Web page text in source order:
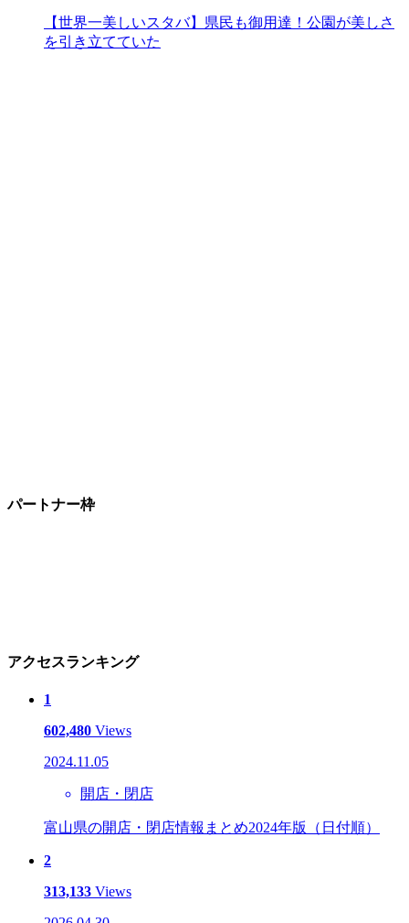
【世界一美しいスタバ】県民も御用達！公園が美しさ
を引き立てていた
パートナー枠
アクセスランキング
1
602,480 Views
2024.11.05
開店・閉店
富山県の開店・閉店情報まとめ2024年版（日付順）
2
313,133 Views